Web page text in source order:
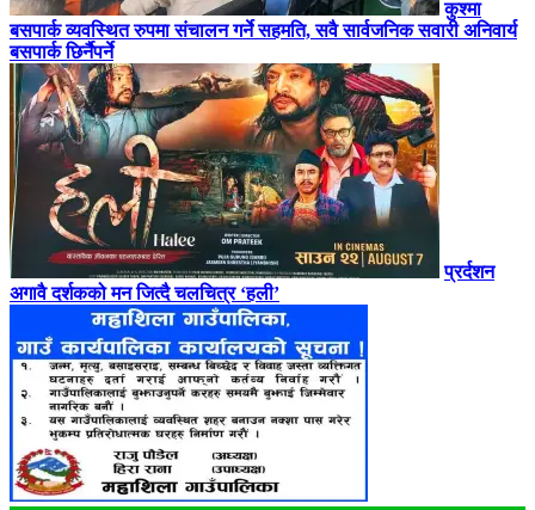
कुश्मा
बसपार्क व्यवस्थित रुपमा संचालन गर्ने सहमति, सवै सार्वजनिक सवारी अनिवार्य
बसपार्क छिर्नैपर्ने
प्रर्दशन
अगावै दर्शकको मन जित्दै चलचित्र ‘हली’